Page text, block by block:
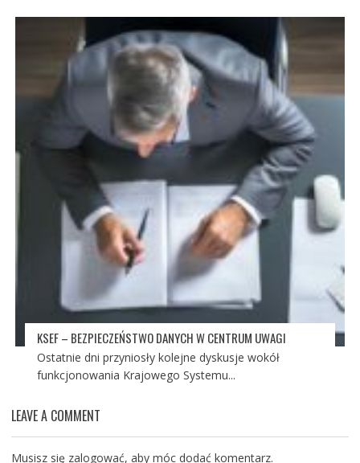
KSEF – BEZPIECZEŃSTWO DANYCH W CENTRUM UWAGI
Ostatnie dni przyniosły kolejne dyskusje wokół
funkcjonowania Krajowego Systemu...
LEAVE A COMMENT
Musisz się zalogować, aby móc dodać komentarz.